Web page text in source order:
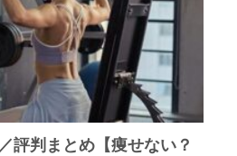
評判まとめ【痩せない？